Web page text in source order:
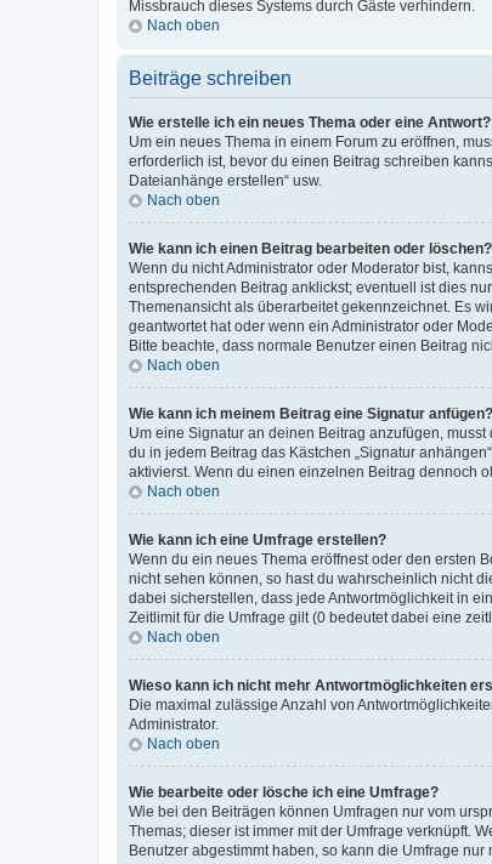
Missbrauch dieses Systems durch Gäste verhindern.
Nach oben
Beiträge schreiben
Wie erstelle ich ein neues Thema oder eine Antwort?
Um ein neues Thema in einem Forum zu eröffnen,
erforderlich ist, bevor du einen Beitrag schreiben
Dateianhänge erstellen“ usw.
Nach oben
Wie kann ich einen Beitrag bearbeiten oder löschen?
Wenn du nicht Administrator oder Moderator bist,
entsprechenden Beitrag anklickst; eventuell ist dies
Themenansicht als überarbeitet gekennzeichnet. Es
geantwortet hat oder wenn ein Administrator oder
Bitte beachte, dass normale Benutzer einen Beitrag
Nach oben
Wie kann ich meinem Beitrag eine Signatur anfügen?
Um eine Signatur an deinen Beitrag anzufügen,
du in jedem Beitrag das Kästchen „Signatur
aktivierst. Wenn du einen einzelnen Beitrag dennoch
Nach oben
Wie kann ich eine Umfrage erstellen?
Wenn du ein neues Thema eröffnest oder den ersten
nicht sehen können, so hast du wahrscheinlich nicht
dabei sicherstellen, dass jede Antwortmöglichkeit in
Zeitlimit für die Umfrage gilt (0 bedeutet dabei eine
Nach oben
Wieso kann ich nicht mehr Antwortmöglichkeiten
Die maximal zulässige Anzahl von
Administrator.
Nach oben
Wie bearbeite oder lösche ich eine Umfrage?
Wie bei den Beiträgen können Umfragen nur vom
Themas; dieser ist immer mit der Umfrage verknüpft.
Benutzer abgestimmt haben, so kann die Umfrage